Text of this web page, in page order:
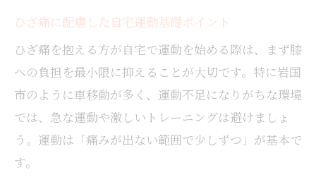
運動不足がひざ痛に与える影響と対策
膝まわりの筋肉を鍛えて生活を快適に
ひざ痛対策に役立つ太もも筋トレのコツ
変形性膝関節症にもおすすめの筋トレ実践
ひざ痛に配慮した自宅運動基礎ポイント
ひざ痛を抱える方が自宅で運動を始める際は、まず膝
への負担を最小限に抑えることが大切です。特に岩国
市のように車移動が多く、運動不足になりがちな環境
では、急な運動や激しいトレーニングは避けましょ
う。運動は「痛みが出ない範囲で少しずつ」が基本で
す。